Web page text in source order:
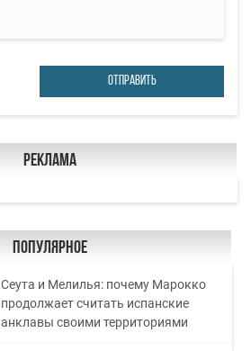
ОТПРАВИТЬ
Реклама
Популярное
Сеута и Мелилья: почему Марокко
продолжает считать испанские
анклавы своими территориями